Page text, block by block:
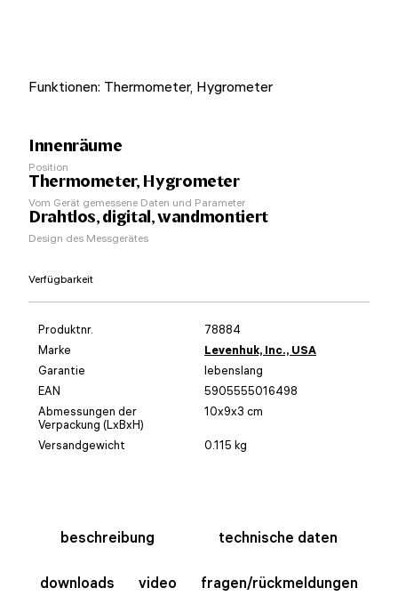
Funktionen: Thermometer, Hygrometer
Innenräume
Position
Thermometer, Hygrometer
Vom Gerät gemessene Daten und Parameter
Drahtlos, digital, wandmontiert
Design des Messgerätes
Verfügbarkeit
Produktnr.
78884
Marke
Levenhuk, Inc., USA
Garantie
lebenslang
EAN
5905555016498
Abmessungen der
Verpackung (LxBxH)
10x9x3 cm
Versandgewicht 0.115 kg
beschreibung technische daten
downloads video fragen/rückmeldungen